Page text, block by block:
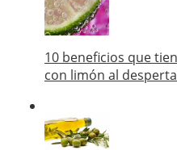
10 beneficios que
con limón al